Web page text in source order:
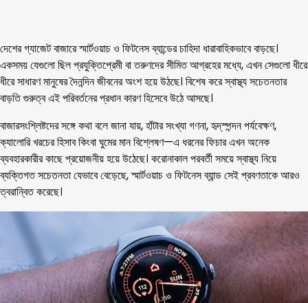
দেশের গ্যাজেট বাজারে স্মার্টওয়াচ ও ফিটনেস ব্যান্ডের চাহিদা ধারাবাহিকভাবে বাড়ছে।
একসময় যেগুলো ছিল প্রযুক্তিপ্রেমী বা তরুণদের সীমিত আগ্রহের মধ্যে, এখন সেগুলো ধীরে
ধীরে সাধারণ মানুষের দৈনন্দিন জীবনের অংশ হয়ে উঠছে। বিশেষ করে স্বাস্থ্য সচেতনতার
বাড়তি গুরুত্ব এই পরিবর্তনের প্রধান কারণ হিসেবে উঠে আসছে।
বাজারসংশ্লিষ্টদের সঙ্গে কথা বলে জানা যায়, হাঁটার সংখ্যা গণনা, হৃদ্‌স্পন্দন পর্যবেক্ষণ,
ক্যালোরি খরচের হিসাব কিংবা ঘুমের মান বিশ্লেষণ—এ ধরনের ফিচার এখন অনেক
ব্যবহারকারীর কাছে প্রয়োজনীয় হয়ে উঠেছে। করোনাকাল পরবর্তী সময়ে স্বাস্থ্য নিয়ে
ব্যক্তিগত সচেতনতা যেভাবে বেড়েছে, স্মার্টওয়াচ ও ফিটনেস ব্যান্ড সেই প্রবণতাকে আরও
ত্বরান্বিত করেছে।